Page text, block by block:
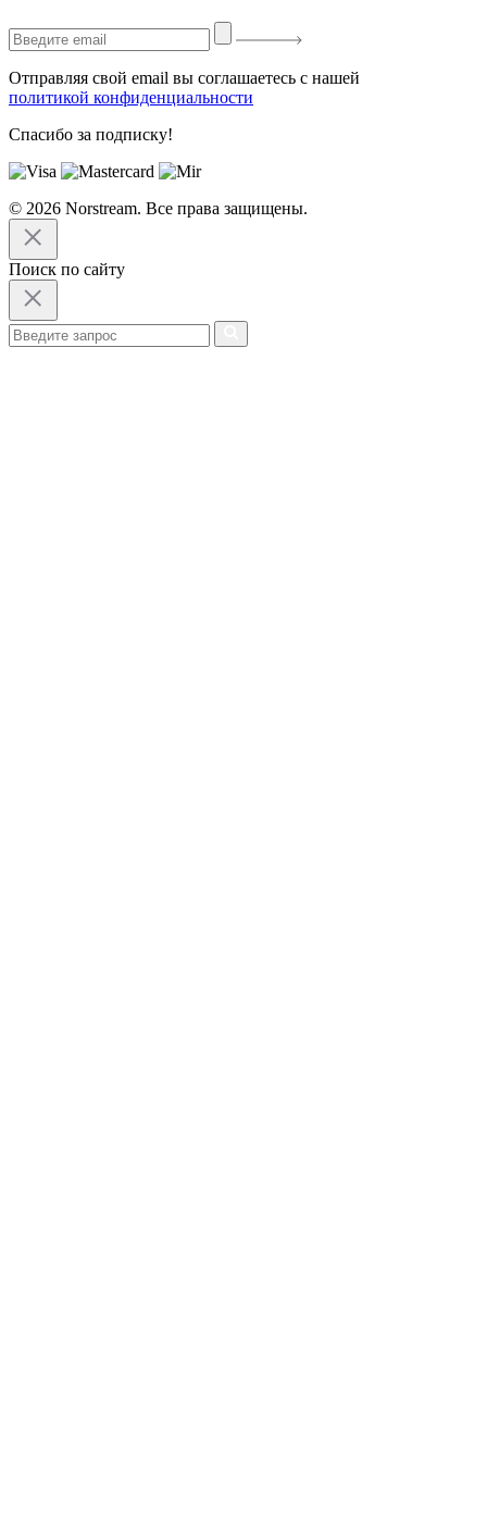
Отправляя свой email вы соглашаетесь с нашей
политикой конфиденциальности
Спасибо за подписку!
© 2026 Norstream. Все права защищены.
Поиск по сайту